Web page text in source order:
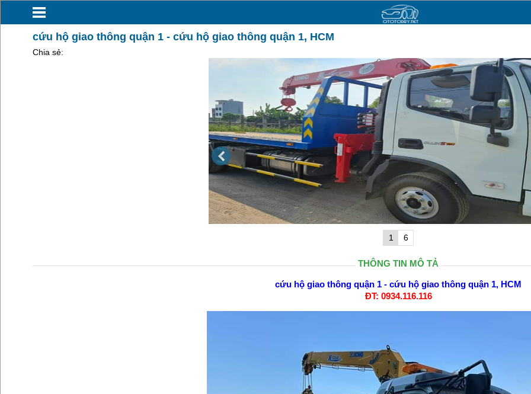
cứu hộ giao thông quận 1 - cứu hộ giao thông quận 1, HCM
Chia sẻ:
1 6
THÔNG TIN MÔ TẢ
cứu hộ giao thông quận 1 - cứu hộ giao thông quận 1, HCM
ĐT: 0934.116.116